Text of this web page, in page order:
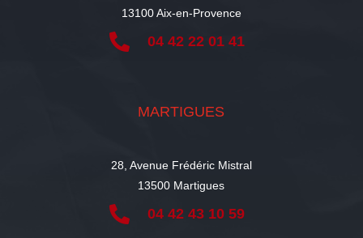
13100 Aix-en-Provence
 04 42 22 01 41
MARTIGUES
28, Avenue Frédéric Mistral
13500 Martigues
 04 42 43 10 59